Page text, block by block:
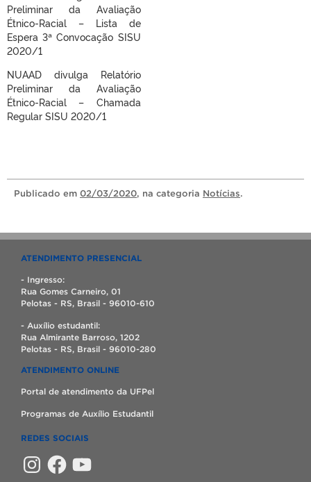
Preliminar da Avaliação
Étnico-Racial – Lista de
Espera 3ª Convocação SISU
2020/1
NUAAD divulga Relatório
Preliminar da Avaliação
Étnico-Racial – Chamada
Regular SISU 2020/1
Publicado em 02/03/2020, na categoria Notícias.
ATENDIMENTO PRESENCIAL
- Ingresso:
Rua Gomes Carneiro, 01
Pelotas - RS, Brasil - 96010-610
- Auxílio estudantil:
Rua Almirante Barroso, 1202
Pelotas - RS, Brasil - 96010-280
ATENDIMENTO ONLINE
Portal de atendimento da UFPel
Programas de Auxílio Estudantil
REDES SOCIAIS
InstagramFacebookYouTube